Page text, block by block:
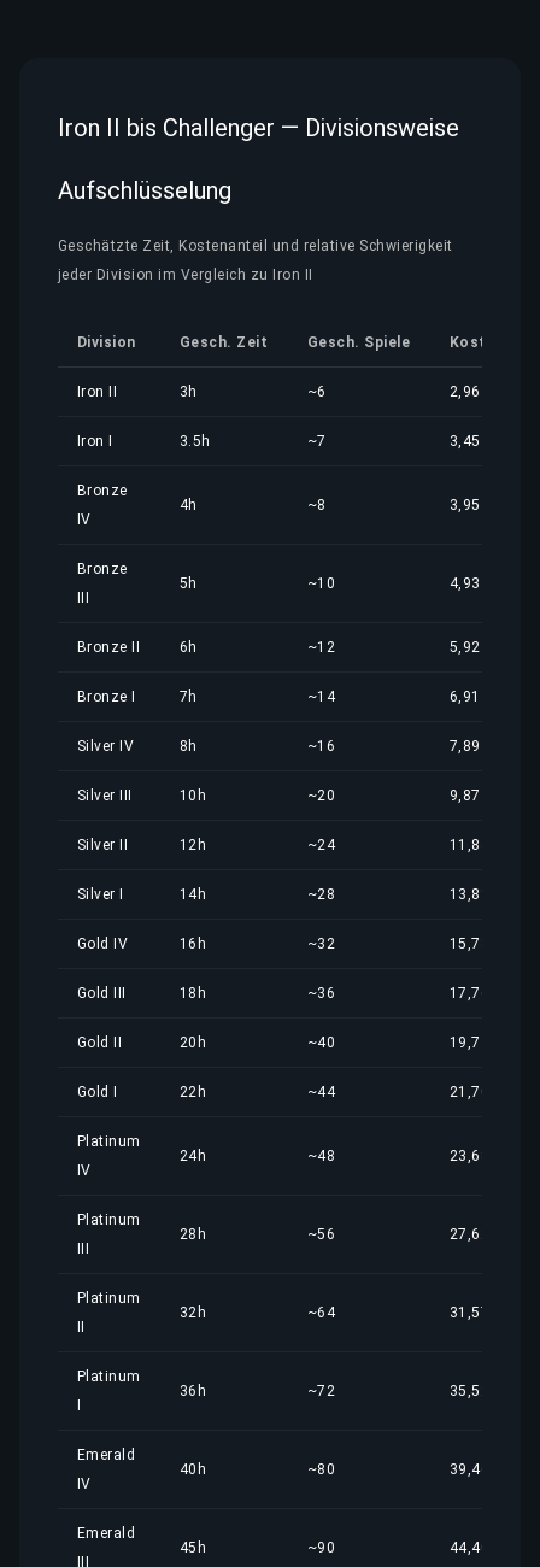
Iron II bis Challenger — Divisionsweise
Aufschlüsselung
Geschätzte Zeit, Kostenanteil und relative Schwierigkeit
jeder Division im Vergleich zu Iron II
Division Gesch. Zeit Gesch. Spiele
Iron II 3h ~6 2,96 €
Iron I 3.5h ~7 3,45 €
Bronze
IV
4h ~8 3,95 €
Bronze
5h ~10 4,93 €
Bronze II 6h ~12 5,92 €
Bronze I 7h ~14 6,91 €
Silver IV 8h ~16 7,89 €
Silver III 10h ~20 9,87 €
Silver II 12h ~24 11,84 €
Silver I 14h ~28 13,81 €
Gold IV 16h ~32 15,78 €
Gold III 18h ~36 17,76 €
Gold II 20h ~40 19,73 €
Gold I 22h ~44 21,70 €
Platinum
IV
24h ~48 23,68 €
Platinum
28h ~56 27,62 €
Platinum
32h ~64 31,57 €
Platinum
36h ~72 35,52 €
Emerald
IV
40h ~80 39,46 €
Emerald
45h ~90 44,40 €